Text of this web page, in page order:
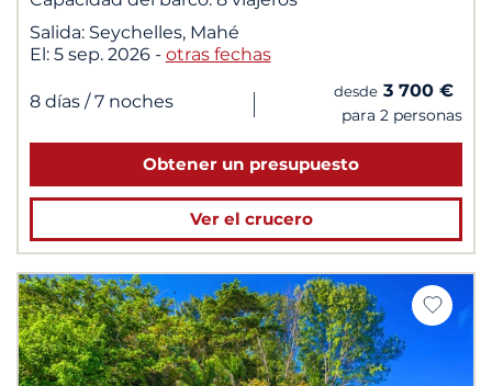
Salida: Seychelles, Mahé
El: 5 sep. 2026 - otras fechas
8 días / 7 noches | desde 3 700 €
para 2 personas
Obtener un presupuesto
Ver el crucero